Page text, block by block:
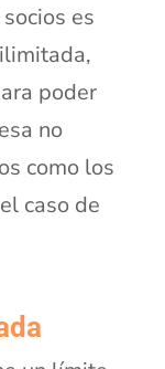
es
poder
no
como los
caso de